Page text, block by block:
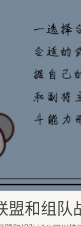
盟和组队